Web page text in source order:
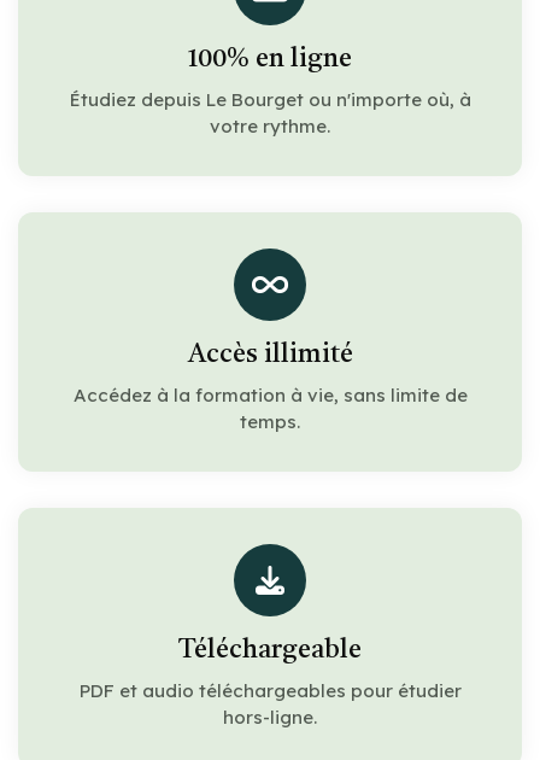
100% en ligne
Étudiez depuis Le Bourget ou n'importe où, à
votre rythme.
Accès illimité
Accédez à la formation à vie, sans limite de
temps.
Téléchargeable
PDF et audio téléchargeables pour étudier
hors-ligne.